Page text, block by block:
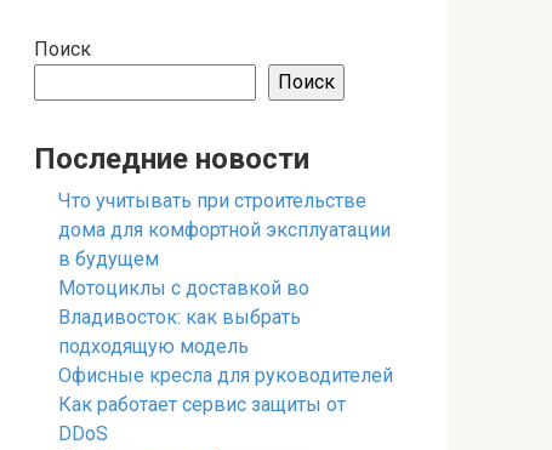
Поиск
Поиск
Последние новости
Что учитывать при строительстве
дома для комфортной эксплуатации
в будущем
Мотоциклы с доставкой во
Владивосток: как выбрать
подходящую модель
Офисные кресла для руководителей
Как работает сервис защиты от
DDoS